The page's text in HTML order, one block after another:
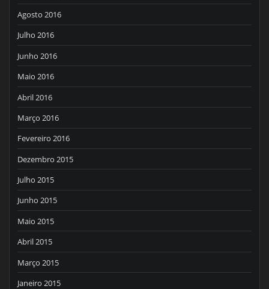
Agosto 2016
Julho 2016
Junho 2016
Maio 2016
Abril 2016
Março 2016
Fevereiro 2016
Dezembro 2015
Julho 2015
Junho 2015
Maio 2015
Abril 2015
Março 2015
Janeiro 2015